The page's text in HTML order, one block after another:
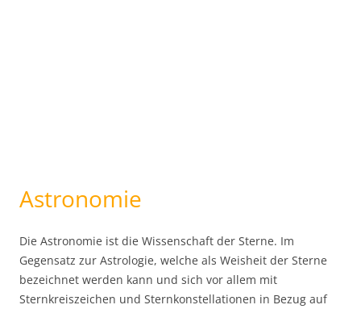
Astronomie
Die Astronomie ist die Wissenschaft der Sterne. Im
Gegensatz zur Astrologie, welche als Weisheit der Sterne
bezeichnet werden kann und sich vor allem mit
Sternkreiszeichen und Sternkonstellationen in Bezug auf